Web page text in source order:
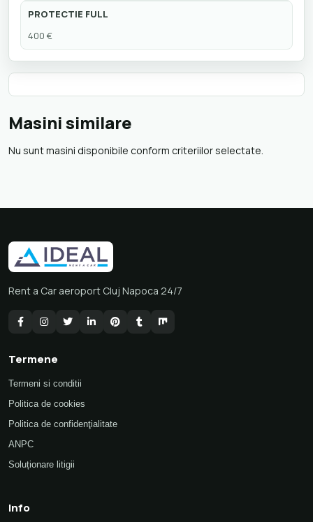
PROTECTIE FULL
400 €
Masini similare
Nu sunt masini disponibile conform criteriilor selectate.
Rent a Car aeroport Cluj Napoca 24/7
Termene
Termeni si conditii
Politica de cookies
Politica de confidenţialitate
ANPC
Soluționare litigii
Info